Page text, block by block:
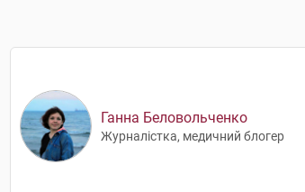
Ганна Беловольченко
Журналістка, медичний блогер